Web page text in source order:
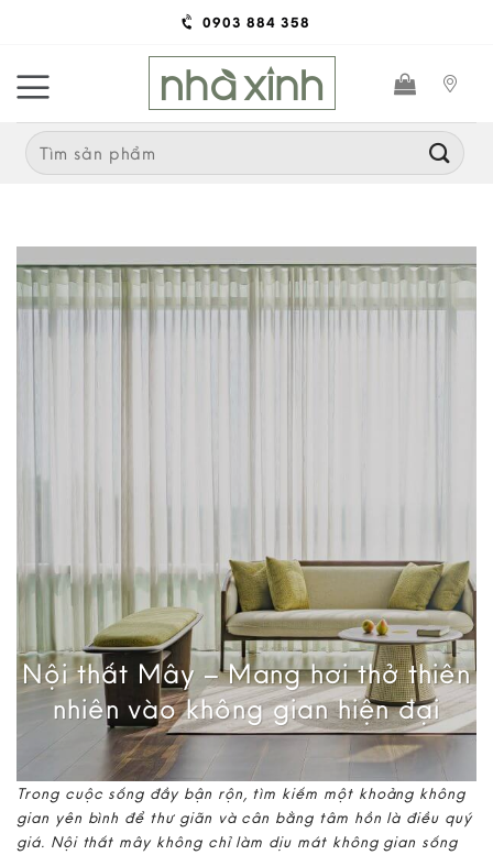
content
0903 884 358
Search
for:
Nội thất Mây – Mang hơi thở thiên
nhiên vào không gian hiện đại
Trong cuộc sống đầy bận rộn, tìm kiếm một khoảng không
gian yên bình để thư giãn và cân bằng tâm hồn là điều quý
giá. Nội thất mây không chỉ làm dịu mát không gian sống